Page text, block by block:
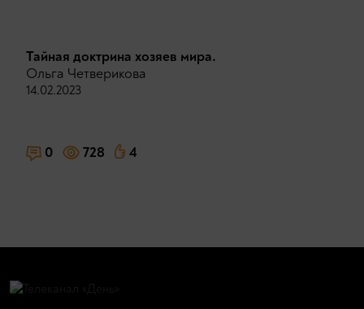
Тайная доктрина хозяев мира.
Ольга Четверикова
14.02.2023
0 728 4